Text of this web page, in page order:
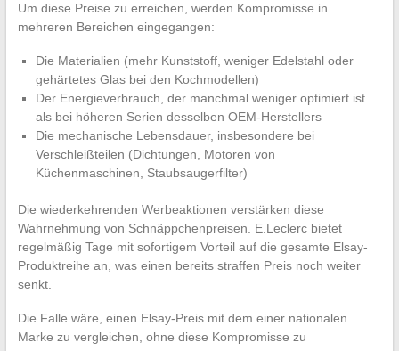
Um diese Preise zu erreichen, werden Kompromisse in
mehreren Bereichen eingegangen:
Die Materialien (mehr Kunststoff, weniger Edelstahl oder
gehärtetes Glas bei den Kochmodellen)
Der Energieverbrauch, der manchmal weniger optimiert ist
als bei höheren Serien desselben OEM-Herstellers
Die mechanische Lebensdauer, insbesondere bei
Verschleißteilen (Dichtungen, Motoren von
Küchenmaschinen, Staubsaugerfilter)
Die wiederkehrenden Werbeaktionen verstärken diese
Wahrnehmung von Schnäppchenpreisen. E.Leclerc bietet
regelmäßig Tage mit sofortigem Vorteil auf die gesamte Elsay-
Produktreihe an, was einen bereits straffen Preis noch weiter
senkt.
Die Falle wäre, einen Elsay-Preis mit dem einer nationalen
Marke zu vergleichen, ohne diese Kompromisse zu